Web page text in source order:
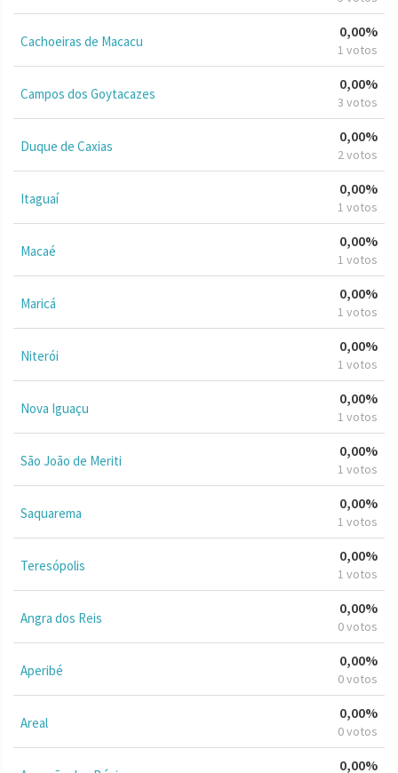
Cachoeiras de Macacu
0,00%
1 votos
Campos dos Goytacazes
0,00%
3 votos
Duque de Caxias
0,00%
2 votos
Itaguaí
0,00%
1 votos
Macaé
0,00%
1 votos
Maricá
0,00%
1 votos
Niterói
0,00%
1 votos
Nova Iguaçu
0,00%
1 votos
São João de Meriti
0,00%
1 votos
Saquarema
0,00%
1 votos
Teresópolis
0,00%
1 votos
Angra dos Reis
0,00%
0 votos
Aperibé
0,00%
0 votos
Areal
0,00%
0 votos
0,00%